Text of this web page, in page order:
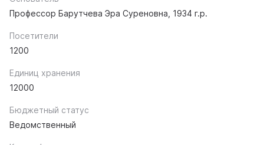
Профессор Барутчева Эра Суреновна, 1934 г.р.
Посетители
1200
Единиц хранения
12000
Бюджетный статус
Ведомственный